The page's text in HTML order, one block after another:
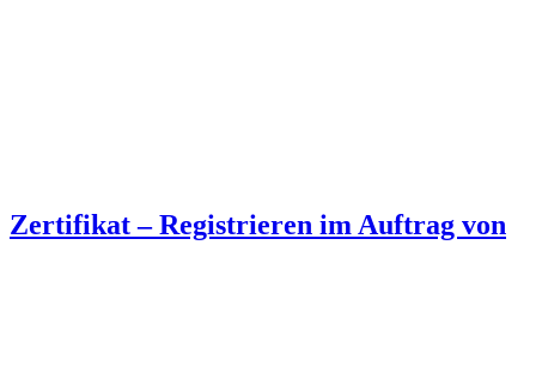
Zertifikat – Registrieren im Auftrag von